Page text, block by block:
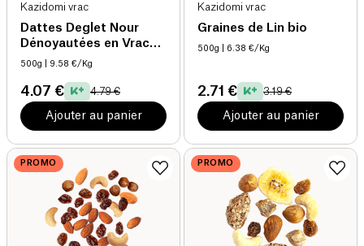
Kazidomi vrac
Dattes Deglet Nour
Dénoyautées en Vrac
bio
500g | 9.58 €/Kg
4.07 € 4.79 €
Ajouter au panier
Kazidomi vrac
Graines de Lin bio
500g | 6.38 €/Kg
2.71 € 3.19 €
Ajouter au panier
PROMO PROMO